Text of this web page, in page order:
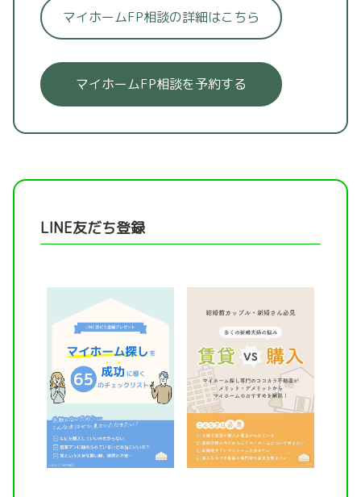
マイホームFP相談の詳細はこちら
マイホームFP相談を予約する
LINE友だち登録